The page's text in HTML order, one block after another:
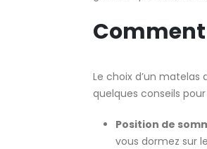
Comment
Le choix d’un
quelques conseils
Position de
vous dormez sur